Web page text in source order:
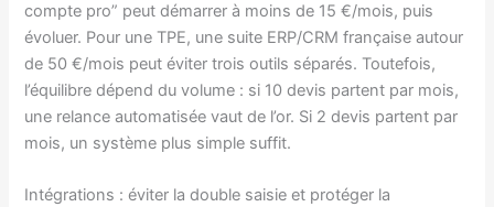
compte pro” peut démarrer à moins de 15 €/mois, puis
évoluer. Pour une TPE, une suite ERP/CRM française autour
de 50 €/mois peut éviter trois outils séparés. Toutefois,
l’équilibre dépend du volume : si 10 devis partent par mois,
une relance automatisée vaut de l’or. Si 2 devis partent par
mois, un système plus simple suffit.
Intégrations : éviter la double saisie et protéger la